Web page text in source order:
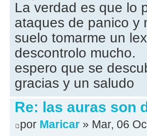
La verdad es que lo
ataques de panico y
suelo tomarme un
descontrolo mucho.
espero que se
gracias y un saludo
Re: las auras son
por Maricar » Mar, 06